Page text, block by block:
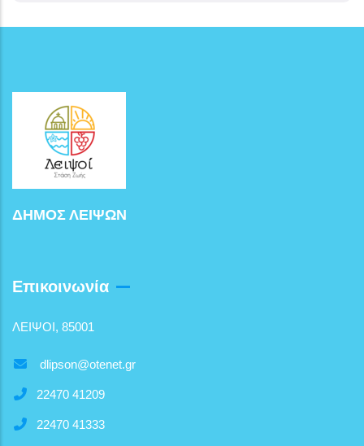
ΔΗΜΟΣ ΛΕΙΨΩΝ
Επικοινωνία
ΛΕΙΨΟΙ, 85001
dlipson@otenet.gr
22470 41209
22470 41333